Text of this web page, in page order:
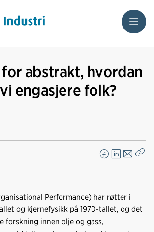
Meny
abstrakt, hvordan
engasjere folk?
F
a
e
b
o
o
L
i
k
e
E
-
o
s
Performance) har røtter i
og kjernefysikk på 1970-tallet, og det
forskning innen olje og gass,